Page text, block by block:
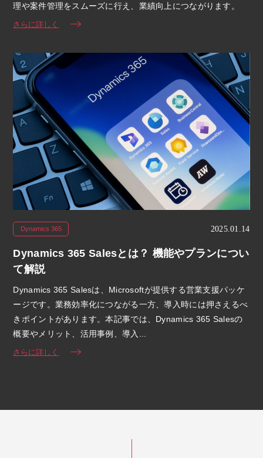
理や案件管理をスムーズに行え、業績向上につながります。
さらに詳しく
Dynamics 365 2025.01.14
Dynamics 365 Salesとは？ 機能やプランについ
て解説
Dynamics 365 Salesは、Microsoftが提供する営業支援パッケ
ージです。業務効率化につながる一方、導入時には押さえるべ
きポイントがあります。本記事では、Dynamics 365 Salesの
概要やメリット、活用事例、導入...
さらに詳しく